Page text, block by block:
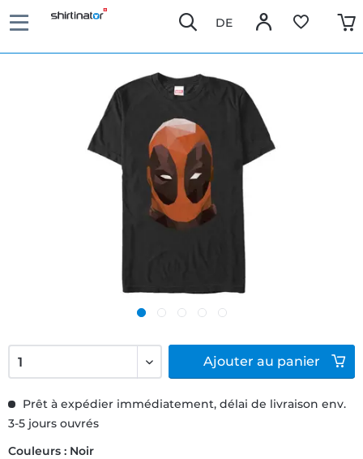
DE
Prêt à expédier immédiatement, délai de livraison env.
3-5 jours ouvrés
Couleurs : Noir
Ajouter au panier